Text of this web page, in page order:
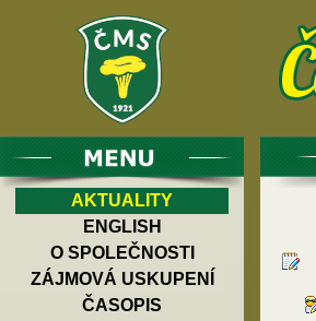
AKTUALITY
ENGLISH
O SPOLEČNOSTI
ZÁJMOVÁ USKUPENÍ
ČASOPIS